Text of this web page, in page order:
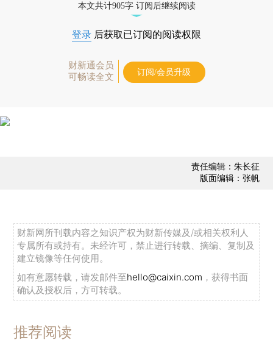
本文共计905字 订阅后继续阅读
登录 后获取已订阅的阅读权限
财新通会员
可畅读全文
订阅/会员升级
责任编辑：朱长征
版面编辑：张帆
财新网所刊载内容之知识产权为财新传媒及/或相关权利人
专属所有或持有。未经许可，禁止进行转载、摘编、复制及
建立镜像等任何使用。
如有意愿转载，请发邮件至hello@caixin.com ，获得书面
确认及授权后，方可转载。
推荐阅读